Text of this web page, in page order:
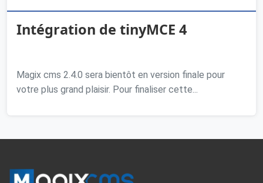
Intégration de tinyMCE 4
Magix cms 2.4.0 sera bientôt en version finale pour
votre plus grand plaisir. Pour finaliser cette...